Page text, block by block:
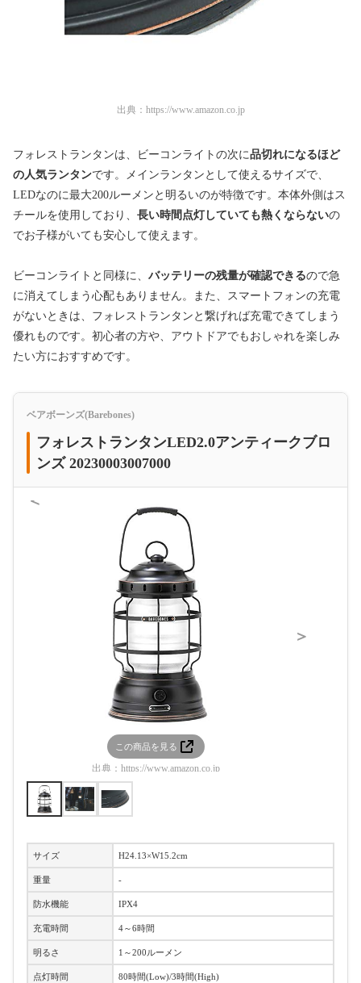
出典： https://www.amazon.co.jp
フォレストランタンは、ビーコンライトの次に品切れになるほど
の人気ランタンです。メインランタンとして使えるサイズで、
LEDなのに最大200ルーメンと明るいのが特徴です。本体外側はス
チールを使用しており、 長い時間点灯していても熱くならないの
でお子様がいても安心して使えます。
ビーコンライトと同様に、 バッテリーの残量が確認できるので急
に消えてしまう心配もありません。また、スマートフォンの充電
がないときは、フォレストランタンと繋げれば充電できてしまう
優れものです。初心者の方や、アウトドアでもおしゃれを楽しみ
たい方におすすめです。
ベアボーンズ(Barebones)
フォレストランタンLED2.0アンティークブロ
ンズ 20230003007000
＜
この商品を見る
出典： https://www.amazon.co.jp
＞
サイズ H24.13×W15.2cm
重量 -
防水機能 IPX4
充電時間 4～6時間
明るさ 1～200ルーメン
点灯時間 80時間(Low)/3時間(High)